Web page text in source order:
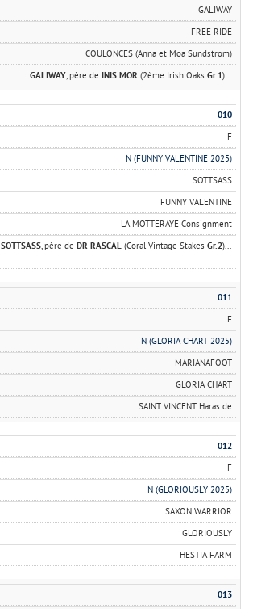
GALIWAY
FREE RIDE
COULONCES (Anna et Moa Sundstrom)
GALIWAY , père deINIS MOR (2ème Irish OaksGr.1)...
010
F
N (FUNNY VALENTINE 2025)
SOTTSASS
FUNNY VALENTINE
LA MOTTERAYE Consignment
SOTTSASS , père deDR RASCAL (Coral Vintage StakesGr.2)...
011
F
N (GLORIA CHART 2025)
MARIANAFOOT
GLORIA CHART
SAINT VINCENT Haras de
012
F
N (GLORIOUSLY 2025)
SAXON WARRIOR
GLORIOUSLY
HESTIA FARM
013